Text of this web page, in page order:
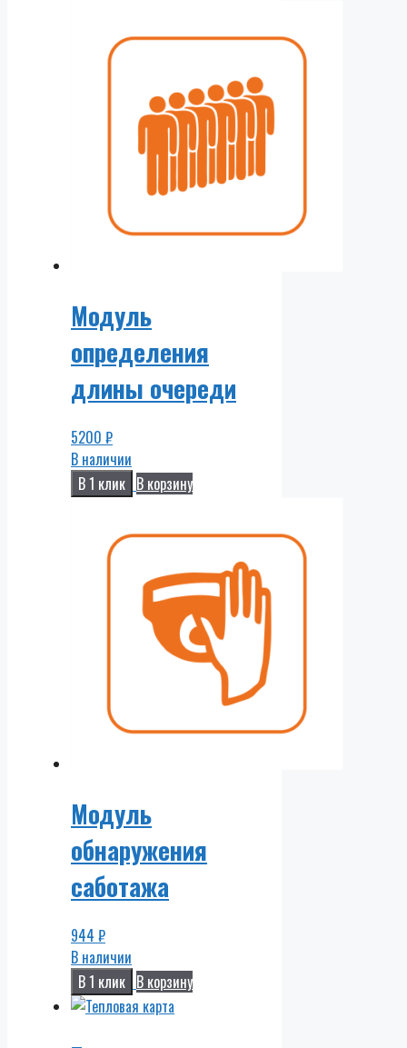
Модуль
определения
длины очереди
5200 ₽
В наличии
В 1 клик В корзину
Модуль
обнаружения
саботажа
944 ₽
В наличии
В 1 клик В корзину